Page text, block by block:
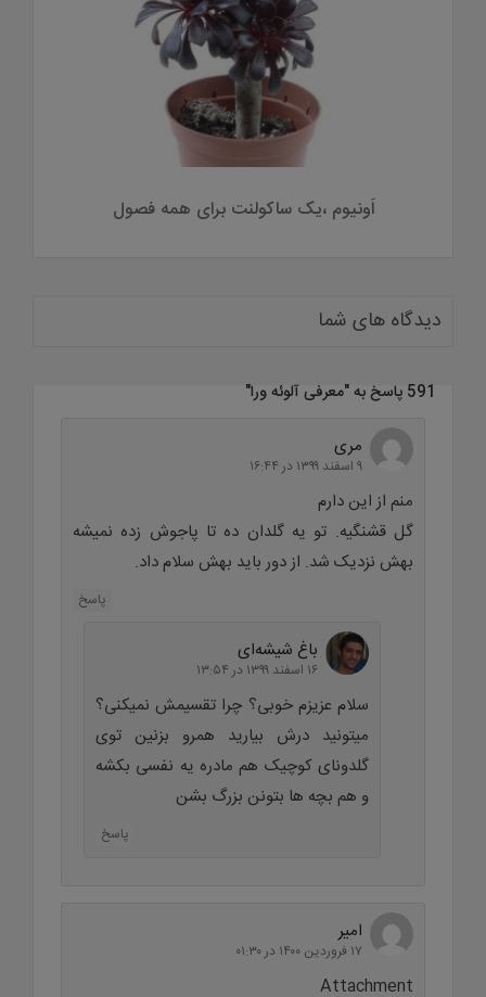
اَونیوم ،یک ساکولنت برای همه فصول
دیدگاه های شما
591 پاسخ به " معرفی آلوئه ورا"
مری
۹ اسفند ۱۳۹۹ در ۱۶:۴۴
منم از این دارم
گل قشنگیه. تو یه گلدان ده تا پاجوش زده نمیشه
بهش نزدیک شد. از دور باید بهش سلام داد.
پاسخ
باغ شیشه‌ای
۱۶ اسفند ۱۳۹۹ در ۱۳:۵۴
سلام عزیزم خوبی؟ چرا تقسیمش نمیکنی؟
میتونید درش بیارید همرو بزنین توی
گلدونای کوچیک هم مادره یه نفسی بکشه
و هم بچه ها بتونن بزرگ بشن
پاسخ
امیر
۱۷ فروردین ۱۴۰۰ در ۰۱:۳۰
Attachment